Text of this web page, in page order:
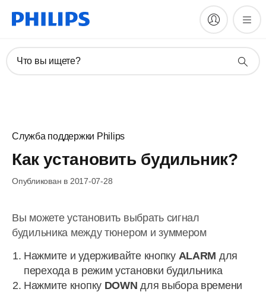
Что вы ищете?
Служба поддержки Philips
Как установить будильник?
Опубликован в 2017-07-28
Вы можете установить выбрать сигнал
будильника между тюнером и зуммером
Нажмите и удерживайте кнопку ALARM для
перехода в режим установки будильника
Нажмите кнопку DOWN для выбора времени